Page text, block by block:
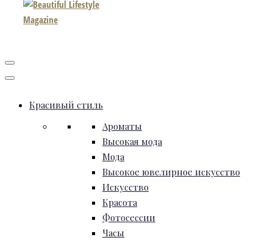
Красивый стиль
Ароматы
Высокая мода
Мода
Высокое ювелирное искусство
Искусство
Красота
Фотосессии
Часы